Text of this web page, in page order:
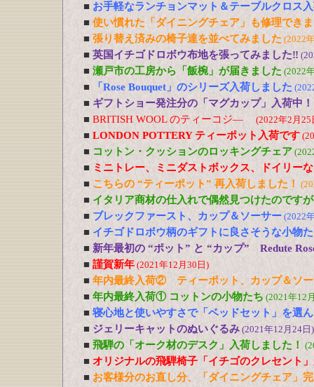
■ お手軽なランチョンマット＆テーブルクロス
■ 使い慣れた「ダイニングチェア」も修理でき
■ 張り替え済みの椅子達を並べてみました (2022
■ 英国イチゴドロボウ布地を張ってみました‼
■ 瀬戸市の工房から「飯椀」が届きました (2022
■ 「Rose Bouquet」のシリーズ入荷しました
■ ギフトショー発注分の「マグカップ」入荷中！
■ BRITISH WOOL のティーコジ― (2022年2月25
■ LONDON POTTERY ティーポット入荷です
■ コットン・クッションのロッキングチェア
■ ミニトレー、ミニダストボックス、ドイリー
■ こちらの “ティーポット” 再入荷しました！
■ イタリア商材の仕入れで偶然見つけたのです
■ ブレックファースト、カップ＆ソーサー (2022
■ イチゴドロボウ柄のギフトに良さそうな小物
■ 新年最初の “ポット” と “カップ” Redute
■ 謹賀新年 (2021年12月30日)
■ 年内最終入荷② ティーポット、カップ＆ソー
■ 年内最終入荷① コットンの小物たち (2021年12
■ 寝心地と使いやすさで「ベッドセット」を選
■ ジェリーキャットのぬいぐるみ (2021年12月24日)
■ 飛騨の「オーク材のデスク」入荷しました！
■ オリジナルの飛騨椅子「イチゴのクレセント
■ お客様分のお直し分、「ダイニングチェア」